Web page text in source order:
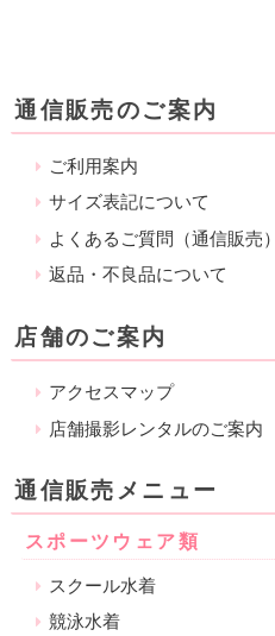
通信販売のご案内
ご利用案内
サイズ表記について
よくあるご質問（通信販売）
返品・不良品について
店舗のご案内
アクセスマップ
店舗撮影レンタルのご案内
通信販売メニュー
スポーツウェア類
スクール水着
競泳水着